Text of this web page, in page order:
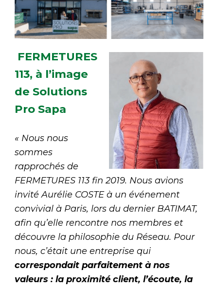
FERMETURES
113, à l’image
de Solutions
Pro Sapa
« Nous nous
sommes
rapprochés de
FERMETURES 113 fin 2019. Nous avions
invité Aurélie COSTE à un événement
convivial à Paris, lors du dernier BATIMAT,
afin qu’elle rencontre nos membres et
découvre la philosophie du Réseau. Pour
nous, c’était une entreprise qui
correspondait parfaitement à nos
valeurs : la proximité client, l’écoute, la